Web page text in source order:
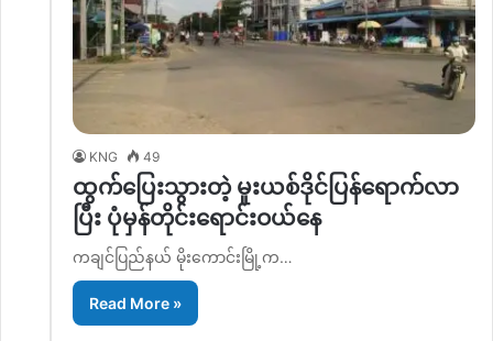
KNG 49
ထွက်ပြေးသွားတဲ့ မူးယစ်ဒိုင်ပြန်ရောက်လာ
ပြီး ပုံမှန်တိုင်းရောင်းဝယ်နေ
ကချင်ပြည်နယ် မိုးကောင်းမြို့က…
Read More »